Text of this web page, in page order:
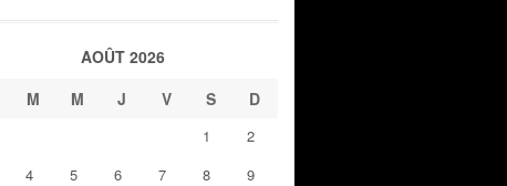
AOÛT 2026
M M J V S D
1
2
4 5 6 7 8
9